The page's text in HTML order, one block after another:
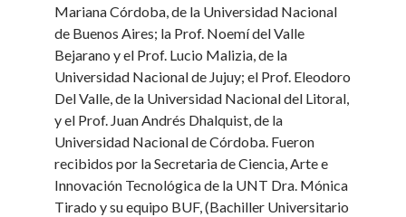
Mariana Córdoba, de la Universidad Nacional
de Buenos Aires; la Prof. Noemí del Valle
Bejarano y el Prof. Lucio Malizia, de la
Universidad Nacional de Jujuy; el Prof. Eleodoro
Del Valle, de la Universidad Nacional del Litoral,
y el Prof. Juan Andrés Dhalquist, de la
Universidad Nacional de Córdoba. Fueron
recibidos por la Secretaria de Ciencia, Arte e
Innovación Tecnológica de la UNT Dra. Mónica
Tirado y su equipo BUF, (Bachiller Universitario